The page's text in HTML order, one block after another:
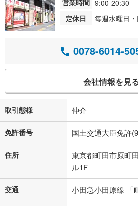
営業時間 9:00-20:30
定休日
毎週水曜日
0078-6014-
会社情報を見る
取引態様 仲介
免許番号 国土交通大臣免許
住所
東京都町田市原町
ル1F
交通 小田急小田原線 「